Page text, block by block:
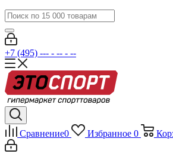
+7 (495) --- - -- - --
Сравнение0 Избранное 0